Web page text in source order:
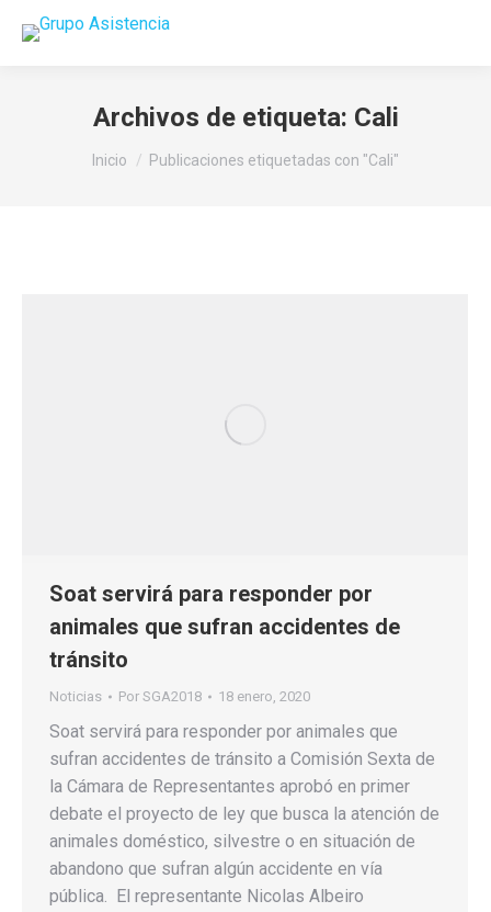
Archivos de etiqueta: Cali
Estás aquí:
Inicio Publicaciones etiquetadas con "Cali"
Soat servirá para responder por
animales que sufran accidentes de
tránsito
Noticias Por SGA2018 18 enero, 2020
Soat servirá para responder por animales que
sufran accidentes de tránsito a Comisión Sexta de
la Cámara de Representantes aprobó en primer
debate el proyecto de ley que busca la atención de
animales doméstico, silvestre o en situación de
abandono que sufran algún accidente en vía
pública. El representante Nicolas Albeiro